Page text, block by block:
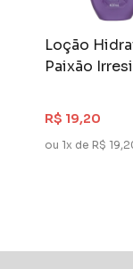
Loção
Paixão
R$ 19,20
ou 1x de R$